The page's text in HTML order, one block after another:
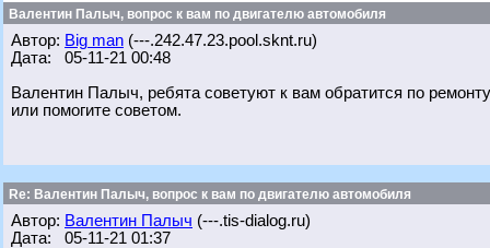
Валентин Палыч, вопрос к вам по двигателю автомобиля
Автор: Big man (---.242.47.23.pool.sknt.ru)
Дата: 05-11-21 00:48
Валентин Палыч, ребята советуют к вам обратится по
или помогите советом.
Re: Валентин Палыч, вопрос к вам по двигателю автомобиля
Автор: Валентин Палыч (---.tis-dialog.ru)
Дата: 05-11-21 01:37